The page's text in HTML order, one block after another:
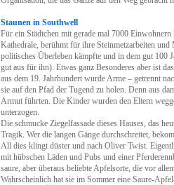
Staunen in Southwell
Für ein Städtchen mit gerade mal 7000
Kathedrale, berühmt für ihre Steinmetzarbeiten
politisches Überleben kämpfte und in dem gut 100
gut aus für ihn). Etwas ganz Besonderes aber ist
aus dem 19. Jahrhundert wurde Arme – getrennt
sie auf den Pfad der Tugend zu holen. Denn aus
Armut führten. Die Kinder wurden den Eltern
unterzogen.
Die schmucke Ziegelfassade dieses Hauses, das
Tragik. Wer die langen Gänge durchschreitet,
All dies klingt düster und nach Oliver Twist.
mit hübschen Läden und Pubs und einer
saure, aber überaus beliebte Apfelsorte, die vor
Wahrscheinlich hat sie im Sommer eine Saure-